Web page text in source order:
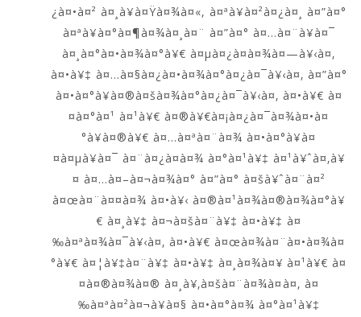
¿à¤•à¤² à¤¸à¥à¤Ÿà¤¾à¤«, à¤ªà¥à¤²à¤¿à¤¸ à¤”à¤°
à¤ªà¥à¤°à¤¶à¤¾à¤¸à¤¨ à¤”à¤° à¤…à¤¨à¥à¤¯
à¤¸à¤°à¤•à¤¾à¤°à¥€ à¤µà¤¿à¤­à¤¾à¤—à¥‹à¤‚
à¤•à¥‡ à¤…à¤§à¤¿à¤•à¤¾à¤°à¤¿à¤¯à¥‹à¤‚ à¤”à¤°
à¤•à¤°à¥à¤®à¤šà¤¾à¤°à¤¿à¤¯à¥‹à¤‚ à¤•à¥€ à¤
¤à¤°à¤¹ à¤¹à¥€ à¤®à¥€à¤¡à¤¿à¤¯à¤¾à¤•à¤
°à¥à¤®à¥€ à¤…à¤ªà¤¨à¤¾ à¤•à¤°à¥à¤
¤à¤µà¥à¤¯ à¤¨à¤¿à¤­à¤¾ à¤°à¤¹à¥‡ à¤¹à¥ˆà¤‚à¥
¤ à¤…à¤–à¤¬à¤¾à¤° à¤”à¤° à¤šà¥ˆà¤¨à¤²
à¤œà¤¨à¤¤à¤¾ à¤•à¥‹ à¤®à¤¹à¤¾à¤®à¤¾à¤°à¥
€ à¤¸à¥‡ à¤¬à¤šà¤¨à¥‡ à¤•à¥‡ à¤
‰à¤ªà¤¾à¤¯à¥‹à¤‚ à¤•à¥€ à¤œà¤¾à¤¨à¤•à¤¾à¤
°à¥€ à¤¦à¥‡à¤¨à¥‡ à¤•à¥‡ à¤¸à¤¾à¤¥ à¤¹à¥€ à¤
¤à¤®à¤¾à¤® à¤¸à¥‚à¤šà¤¨à¤¾à¤à¤‚ à¤
‰à¤ªà¤²à¤¬à¥à¤§ à¤•à¤°à¤¾ à¤°à¤¹à¥‡